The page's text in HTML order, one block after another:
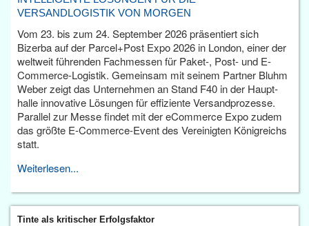
VERSANDLOGISTIK VON MORGEN
Vom 23. bis zum 24. September 2026 präsentiert sich
Bizerba auf der Parcel+Post Expo 2026 in London, einer der
weltweit führenden Fachmessen für Paket-, Post- und E-
Commerce-Logistik. Gemeinsam mit seinem Partner Bluhm
Weber zeigt das Unternehmen an Stand F40 in der Haupt­
halle innovative Lösungen für effiziente Versandprozesse.
Parallel zur Messe findet mit der eCommerce Expo zudem
das größte E-Commerce-Event des Vereinigten Königreichs
statt.
Weiterlesen...
Tinte als kritischer Erfolgsfaktor